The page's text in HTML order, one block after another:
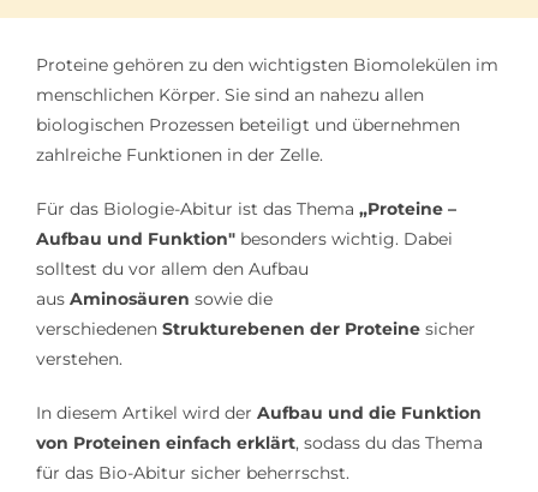
Lern-Material
Lerntipps
Proteine gehören zu den wichtigsten Biomolekülen im
menschlichen Körper. Sie sind an nahezu allen
biologischen Prozessen beteiligt und übernehmen
zahlreiche Funktionen in der Zelle.
Für das Biologie-Abitur ist das Thema „Proteine –
Aufbau und Funktion"besonders wichtig. Dabei
solltest du vor allem den Aufbau
aus Aminosäuren sowie die
verschiedenen Strukturebenen der Proteinesicher
verstehen.
In diesem Artikel wird der Aufbau und die Funktion
von Proteinen einfach erklärt, sodass du das Thema
für das Bio-Abitur sicher beherrschst.